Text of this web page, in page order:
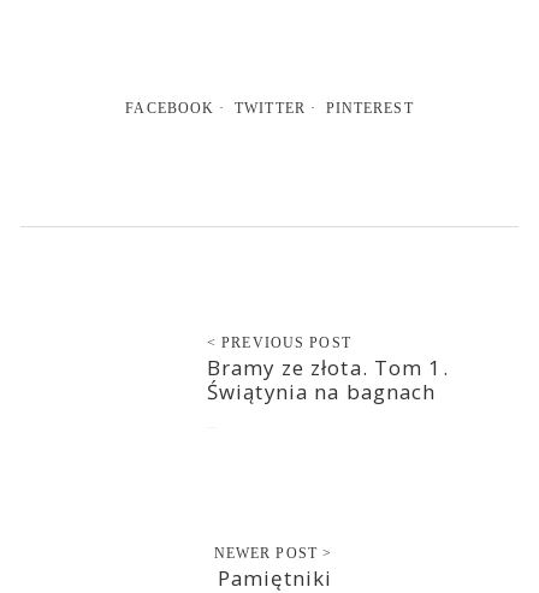
FACEBOOK TWITTER PINTEREST
< PREVIOUS POST
Bramy ze złota. Tom 1.
Świątynia na bagnach
NEWER POST >
Pamiętniki